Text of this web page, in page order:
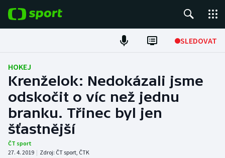
SLEDOVAT
Fotbal
Hokej
Tenis
Atletika
HOKEJ
Krenželok: Nedokázali jsme
odskočit o víc než jednu
branku. Třinec byl jen
šťastnější
ČT sport
27. 4. 2019 | Zdroj: ČT sport, ČTK